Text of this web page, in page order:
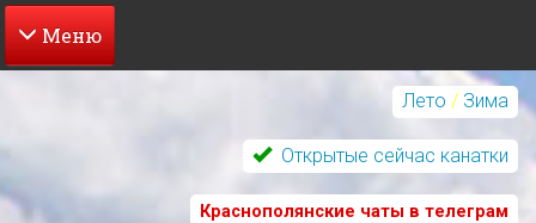
Перейти
содержанию
Лето / Зима
Открытые сейчас канатки
Краснополянские чаты в телеграм